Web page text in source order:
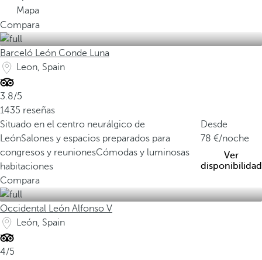
Mapa
Compara
Barceló León Conde Luna
Leon, Spain
3.8/5
1435 reseñas
Situado en el centro neurálgico de
LeónSalones y espacios preparados para
congresos y reunionesCómodas y luminosas
habitaciones
Desde
78
/noche
Ver
disponibilidad
Compara
Occidental León Alfonso V
León, Spain
4/5